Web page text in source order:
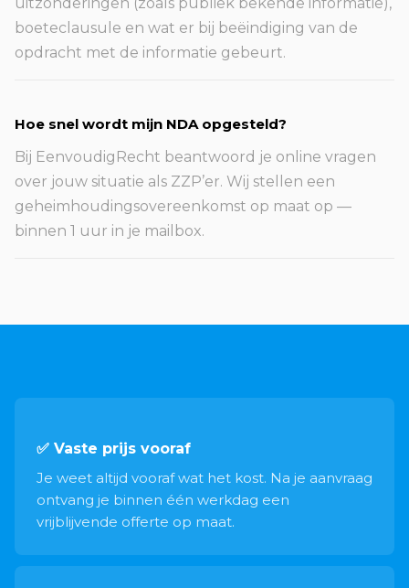
boeteclausule en wat er bij beëindiging van de
opdracht met de informatie gebeurt.
Hoe snel wordt mijn NDA opgesteld?
Bij EenvoudigRecht beantwoord je online vragen
over jouw situatie als ZZP’er. Wij stellen een
geheimhoudingsovereenkomst op maat op —
binnen 1 uur in je mailbox.
✅ Vaste prijs vooraf
Je weet altijd vooraf wat het kost. Na je aanvraag
ontvang je binnen één werkdag een
vrijblijvende offerte op maat.